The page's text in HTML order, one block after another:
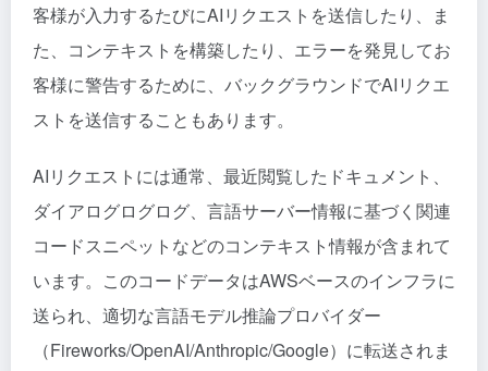
客様が入力するたびにAIリクエストを送信したり、ま
た、コンテキストを構築したり、エラーを発見してお
客様に警告するために、バックグラウンドでAIリクエ
ストを送信することもあります。
AIリクエストには通常、最近閲覧したドキュメント、
ダイアログログログ、言語サーバー情報に基づく関連
コードスニペットなどのコンテキスト情報が含まれて
います。このコードデータはAWSベースのインフラに
送られ、適切な言語モデル推論プロバイダー
（Fireworks/OpenAI/Anthropic/Google）に転送されま